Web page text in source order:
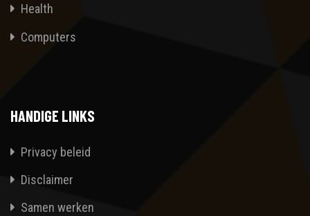
Health
Computers
HANDIGE LINKS
Privacy beleid
Disclaimer
Samen werken